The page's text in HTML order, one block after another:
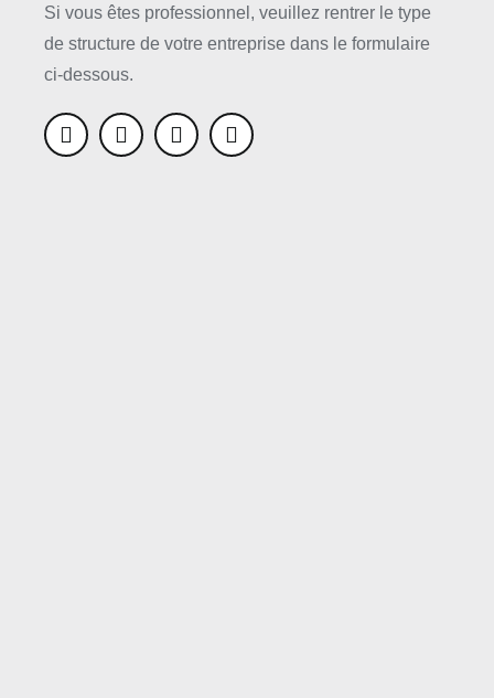
Si vous êtes professionnel, veuillez rentrer le type
de structure de votre entreprise dans le formulaire
ci-dessous.